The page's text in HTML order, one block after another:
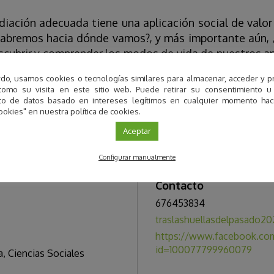
adecuada tiene una aplicación social de
hacia dónde vamos?, y más importante aún,
y comprender los modos de vida de nuestros
los museos tradicionales.
presentación dinámica y el acceso directo a los
nos permite entender un pasado común y
y divulgar conciencia con Ciencia.
, Ciencias Sociales
Contacto
676453834
https://
id=100077799960079
usamos cookies o tecnologías similares para almacenar, acceder y
su visita en este sitio web. Puede retirar su consentimiento
de datos basado en intereses legítimos en cualquier momento
en nuestra política de cookies.
Aceptar
Configurar manualmente